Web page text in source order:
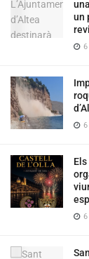
un
6
6
6